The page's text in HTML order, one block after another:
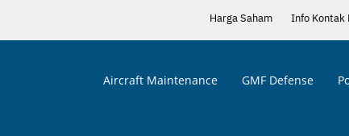
Harga Saham Info Kontak
Aircraft Maintenance GMF Defense